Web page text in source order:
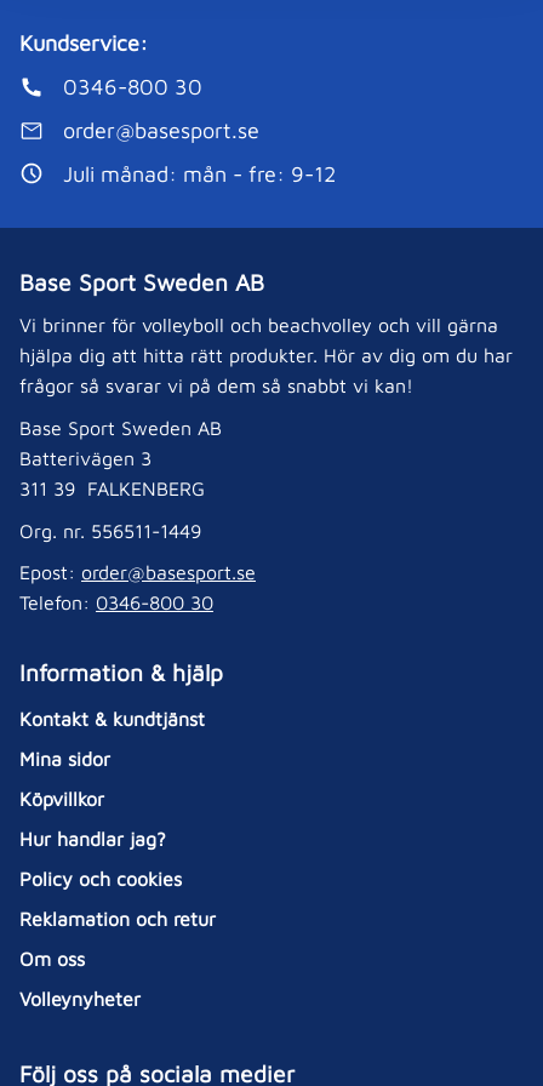
Kundservice:
0346-800 30
order@basesport.se
Juli månad: mån - fre: 9-12
Base Sport Sweden AB
Vi brinner för volleyboll och beachvolley och vill gärna
hjälpa dig att hitta rätt produkter. Hör av dig om du har
frågor så svarar vi på dem så snabbt vi kan!
Base Sport Sweden AB
Batterivägen 3
311 39 FALKENBERG
Org. nr. 556511-1449
Epost: order@basesport.se
Telefon: 0346-800 30
Information & hjälp
Kontakt & kundtjänst
Mina sidor
Köpvillkor
Hur handlar jag?
Policy och cookies
Reklamation och retur
Om oss
Volleynyheter
Följ oss på sociala medier